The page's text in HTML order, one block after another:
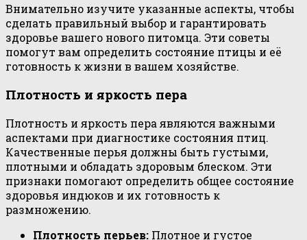
Внимательно изучите указанные аспекты, чтобы
сделать правильный выбор и гарантировать
здоровье вашего нового питомца. Эти советы
помогут вам определить состояние птицы и её
готовность к жизни в вашем хозяйстве.
Плотность и яркость пера
Плотность и яркость пера являются важными
аспектами при диагностике состояния птиц.
Качественные перья должны быть густыми,
плотными и обладать здоровым блеском. Эти
признаки помогают определить общее состояние
здоровья индюков и их готовность к
размножению.
Плотность перьев: Плотное и густое